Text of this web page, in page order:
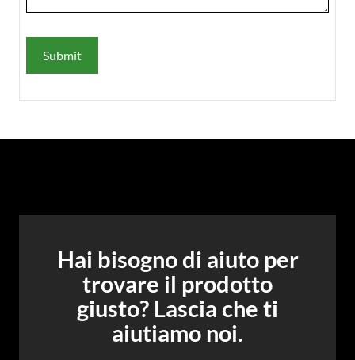
Hai bisogno di aiuto per
trovare il prodotto
giusto? Lascia che ti
aiutiamo noi.